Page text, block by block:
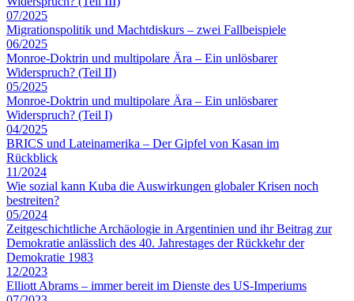
07/2025
Migrationspolitik und Machtdiskurs – zwei Fallbeispiele
06/2025
Monroe-Doktrin und multipolare Ära – Ein unlösbarer
Widerspruch? (Teil II)
05/2025
Monroe-Doktrin und multipolare Ära – Ein unlösbarer
Widerspruch? (Teil I)
04/2025
BRICS und Lateinamerika – Der Gipfel von Kasan im
Rückblick
11/2024
Wie sozial kann Kuba die Auswirkungen globaler Krisen noch
bestreiten?
05/2024
Zeitgeschichtliche Archäologie in Argentinien und ihr Beitrag zur
Demokratie anlässlich des 40. Jahrestages der Rückkehr der
Demokratie 1983
12/2023
Elliott Abrams – immer bereit im Dienste des US-Imperiums